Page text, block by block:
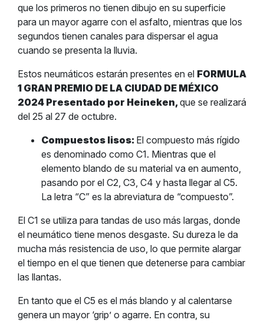
que los primeros no tienen dibujo en su superficie
para un mayor agarre con el asfalto, mientras que los
segundos tienen canales para dispersar el agua
cuando se presenta la lluvia.
Estos neumáticos estarán presentes en el FORMULA
1 GRAN PREMIO DE LA CIUDAD DE MÉXICO
2024 Presentado por Heineken,que se realizará
del 25 al 27 de octubre.
Compuestos lisos: El compuesto más rígido
es denominado como C1. Mientras que el
elemento blando de su material va en aumento,
pasando por el C2, C3, C4 y hasta llegar al C5.
La letra “C” es la abreviatura de “compuesto”.
El C1 se utiliza para tandas de uso más largas, donde
el neumático tiene menos desgaste. Su dureza le da
mucha más resistencia de uso, lo que permite alargar
el tiempo en el que tienen que detenerse para cambiar
las llantas.
En tanto que el C5 es el más blando y al calentarse
genera un mayor ‘grip’ o agarre. En contra, su